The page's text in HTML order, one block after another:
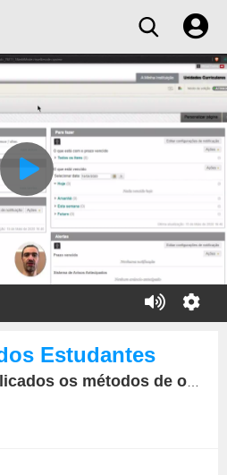
Estudantes
de notas parciais e totais, dos estudantes.